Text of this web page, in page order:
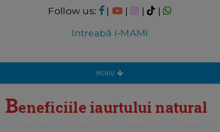
Follow us: | | |
|
Intreabă I-MAMI
MENIU
Beneficiile iaurtului natural